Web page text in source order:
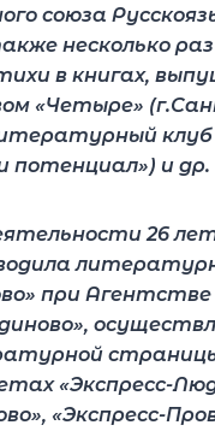
союза
несколько раз
в книгах,
«Четыре»
клуб
потенциал») и др.
26
при Агентстве
«Экспресс-
«Экспресс-